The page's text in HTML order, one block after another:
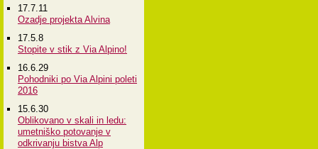
17.7.11
Ozadje projekta Alvina
17.5.8
Stopite v stik z Via Alpino!
16.6.29
Pohodniki po Via Alpini poleti
2016
15.6.30
Oblikovano v skali in ledu:
umetniško potovanje v
odkrivanju bistva Alp